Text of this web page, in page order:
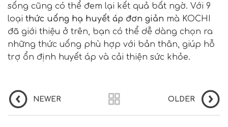
sống cũng có thể đem lại kết quả bất ngờ. Với 9
loại thức uống hạ huyết áp đơn giản mà KOCHI
đã giới thiệu ở trên, bạn có thể dễ dàng chọn ra
những thức uống phù hợp với bản thân, giúp hỗ
trợ ổn định huyết áp và cải thiện sức khỏe.
NEWER OLDER